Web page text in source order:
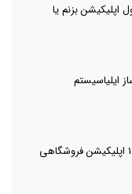
اپلیکیشن بزنم یا
ایلیاسیستم
گزارش تصویری از صفر تا 100 اپلیکیشن فروشگاهی